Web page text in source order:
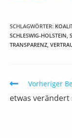
c
e
b
o
k
itt
er l
SCHLAGWÖRTER:
SCHLESWIG-HOLSTEIN,
TRANSPARENZ,
Weitere
ansehen
Vorheriger
etwas verändert